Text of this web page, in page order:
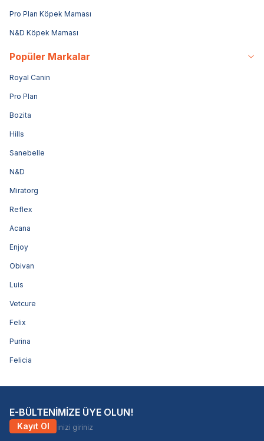
Pro Plan Köpek Maması
N&D Köpek Maması
Popüler Markalar
Royal Canin
Pro Plan
Bozita
Hills
Sanebelle
N&D
Miratorg
Reflex
Acana
Enjoy
Obivan
Luis
Vetcure
Felix
Purina
Felicia
E-BÜLTENİMİZE ÜYE OLUN!
Kayıt Ol